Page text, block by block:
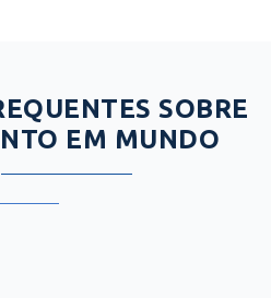
SOBRE
EM MUNDO